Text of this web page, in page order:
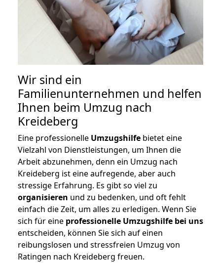
Wir sind ein
Familienunternehmen und helfen
Ihnen beim Umzug nach
Kreideberg
Eine professionelle Umzugshilfe bietet eine
Vielzahl von Dienstleistungen, um Ihnen die
Arbeit abzunehmen, denn ein Umzug nach
Kreideberg ist eine aufregende, aber auch
stressige Erfahrung. Es gibt so viel zu
organisieren und zu bedenken, und oft fehlt
einfach die Zeit, um alles zu erledigen. Wenn Sie
sich für eine professionelle Umzugshilfe bei uns
entscheiden, können Sie sich auf einen
reibungslosen und stressfreien Umzug von
Ratingen nach Kreideberg freuen.